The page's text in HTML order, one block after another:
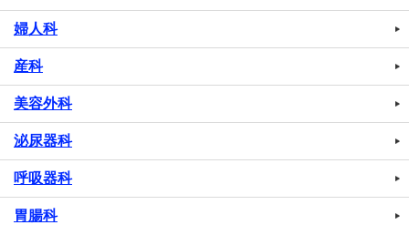
婦人科
産科
美容外科
泌尿器科
呼吸器科
胃腸科